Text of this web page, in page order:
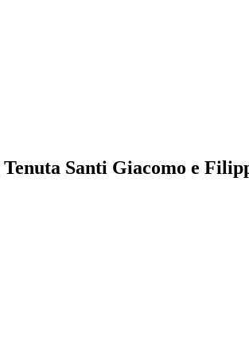
Santi Giacomo e